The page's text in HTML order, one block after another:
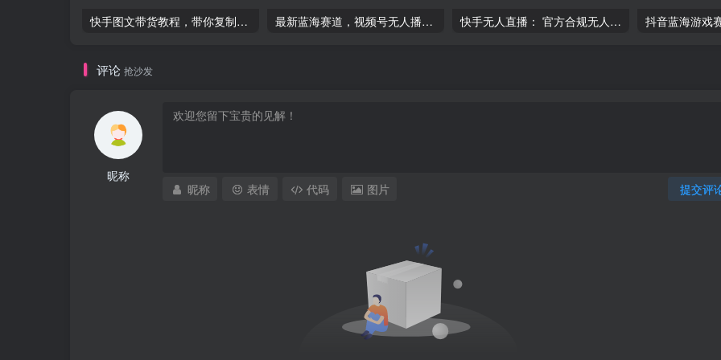
快手图文带货教程，带你复制粘贴蹭流量，两分钟发布一条作品，轻松日入几百块纯利-品小先项目发源地 最新蓝海赛道，视频号无人播剧，小白轻松上手，直播收益+带货+涨粉单日变现4K+-品小先项目发源地 快手无人直播： 官方合规无人直播，无真人出镜，纯搬运，科技操作，单账号日入 300-1000-品小先项目发源地
评论 抢沙发
昵称
提交评
昵称 表情 代码 图片